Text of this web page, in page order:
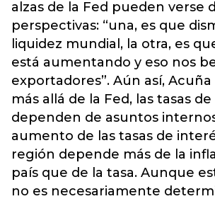
alzas de la Fed pueden verse
perspectivas: “una, es que
liquidez mundial, la otra, es
está aumentando y eso nos
exportadores”. Aún así,
más allá de la Fed, las tasas
dependen de asuntos
aumento de las tasas de
región depende más de la
país que de la tasa. Aunque
no es necesariamente